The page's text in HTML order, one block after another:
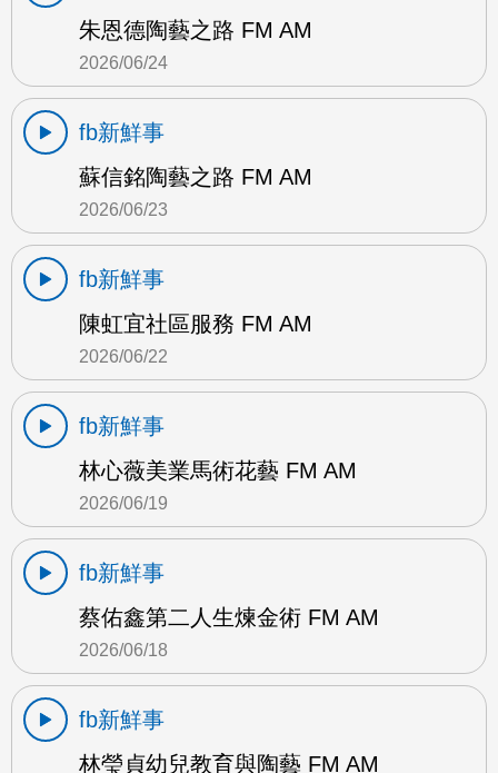
朱恩德陶藝之路 FM AM
2026/06/24
fb新鮮事
蘇信銘陶藝之路 FM AM
2026/06/23
fb新鮮事
陳虹宜社區服務 FM AM
2026/06/22
fb新鮮事
林心薇美業馬術花藝 FM AM
2026/06/19
fb新鮮事
蔡佑鑫第二人生煉金術 FM AM
2026/06/18
fb新鮮事
林瑩貞幼兒教育與陶藝 FM AM